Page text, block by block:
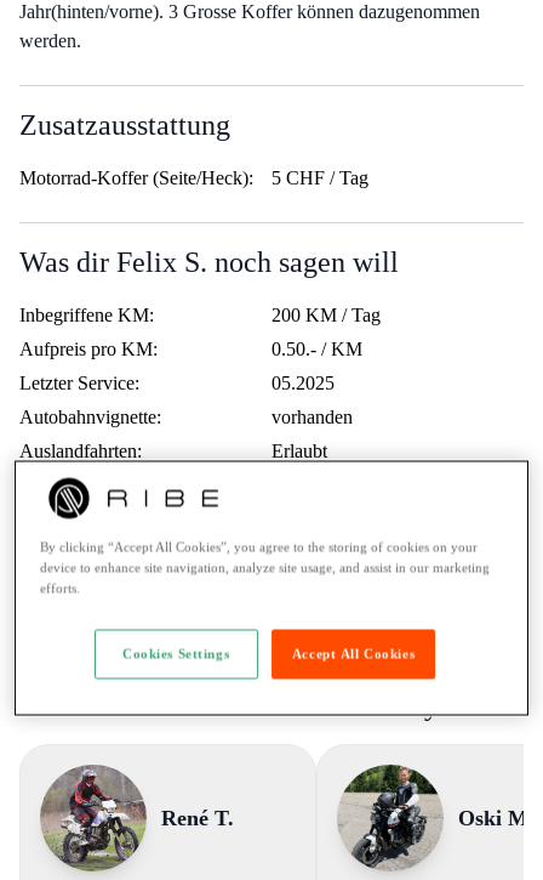
Jahr(hinten/vorne). 3 Grosse Koffer können dazugenommen
werden.
Zusatzausstattung
Motorrad-Koffer (Seite/Heck): 5 CHF / Tag
Was dir Felix S. noch sagen will
Inbegriffene KM:
200 KM / Tag
Aufpreis pro KM:
0.50.- / KM
Letzter Service:
05.2025
Autobahnvignette:
vorhanden
Auslandfahrten:
Erlaubt
Mindestalter:
Fahrausweis:
Vermietung an Lernfahrer:
Nein
Pannenhilfe:
René T. Oski M.
By clicking “Accept All Cookies”, you agree to the storing of cookies on your
device to enhance site navigation, analyze site usage, and assist in our marketing
efforts.
Accept All Cookies
Cookies Settings